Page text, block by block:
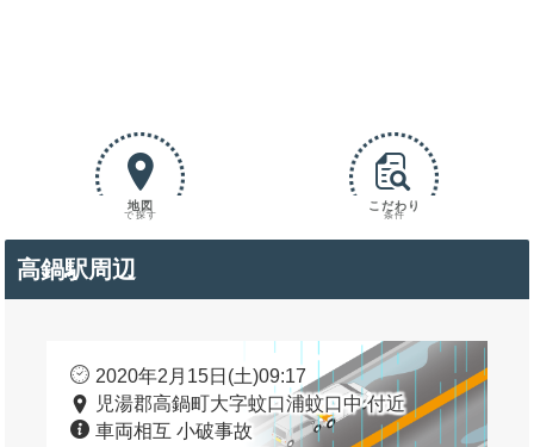
地図
で探す
こだわり
条件
高鍋駅周辺
2020年2月15日(土)09:17
児湯郡高鍋町大字蚊口浦蚊口中 付近
車両相互 小破事故